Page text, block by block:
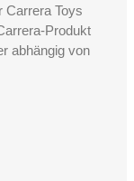
Carrera Toys
Produkt
abhängig von